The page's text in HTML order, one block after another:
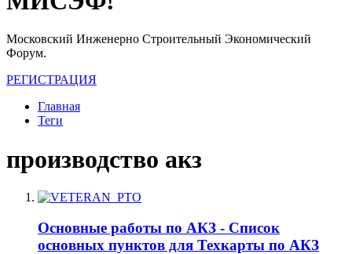
Московский Инженерно Строительный Экономический
Форум.
РЕГИСТРАЦИЯ
Главная
Теги
производство акз
Основные работы по АКЗ - Список
основных пунктов для Техкарты по АКЗ